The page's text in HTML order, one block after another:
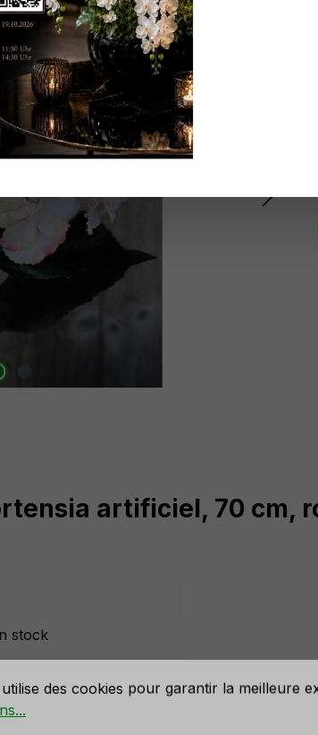
artificiel, 70 cm,
stock
des cookies
des cookies pour garantir la meilleure